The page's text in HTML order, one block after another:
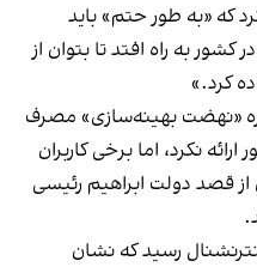
که «به ‌طور حتم» باید
به‌ راه افتد تا بتوان از
کرد.»
«نهضت بهینه‌سازی» مصرف
نکرد، اما برخی کاربران
قصد دولت ابراهیم رئیسی
رسید که نشان